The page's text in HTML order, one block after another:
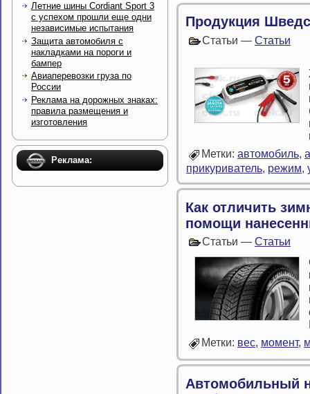
Летние шины Cordiant Sport 3
с успехом прошли еще одни
независимые испытания
Защита автомобиля с
накладками на пороги и
бампер
Авиаперевозки груза по
России
Реклама на дорожных знаках:
правила размещения и
изготовления
Реклама:
Продукция
Статьи — Статьи
Метки: автомобиль,
прикуриватель, режим,
Как отличить
помощи
Статьи — Статьи
Метки: вес, момент,
Автомобильный